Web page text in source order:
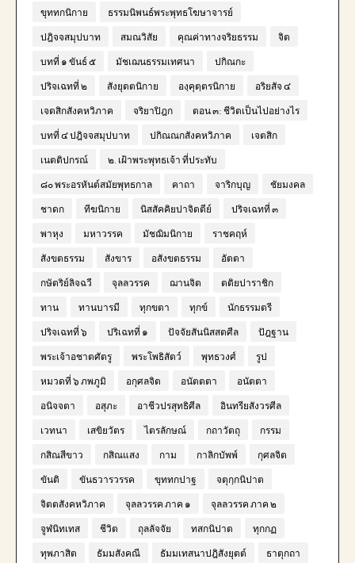
ขุททกนิกาย ธรรมนิพนธ์พระพุทธโฆษาจารย์
ปฎิจจสมุปบาท สมณวิสัย คุณค่าทางจริยธรรม จิต
บทที่ ๑ ขันธ์ ๕ มัชเฌนธรรมเทศนา ปกิณกะ
ปริจเฉทที่ ๒ สังยุตตนิกาย องฺคุตฺตรนิกาย อริยสัจ ๔
เจตสิกสังคหวิภาค จริยาปิฎก ตอน ๓: ชีวิตเป็นไปอย่างไร
บทที่ ๔ ปฎิจจสมุปบาท ปกิณณกสังคหวิภาค เจตสิก
เนตติปกรณ์ ๒. เฝ้าพระพุทธเจ้า ที่ประทับ
๘๐ พระอรหันต์สมัยพุทธกาล คาถา จาริกบุญ ชัยมงคล
ชาดก ทีฆนิกาย นิสสัคคิยปาจิตตีย์ ปริจเฉทที่ ๓
พาหุง มหาวรรค มัชฌิมนิกาย ราชคฤห์
สังขตธรรม สังขาร อสังขตธรรม อัตตา
กษัตริย์ลิจฉวี จุลลวรรค ฌานจิต ตติยปาราชิก
ทาน ทานบารมี ทุกขตา ทุกข์ นักธรรมตรี
ปริจเฉทที่ ๖ ปริเฉทที่ ๑ ปัจจัยสันนิสสตศีล ปัฎฐาน
พระเจ้าอชาตศัตรู พระโพธิสัตว์ พุทธวงศ์ รูป
หมวดที่ ๖ ภพภูมิ อกุศลจิต อนัตตตา อนัตตา
อนิจจตา อสุภะ อาชีวปรสุทธิศีล อินทรียสังวรศีล
เวทนา เสขิยวัตร ไตรลักษณ์ กถาวัตถุ กรรม
กสิณสีขาว กสิณแสง กาม กาลิกบัพพ์ กุศลจิต
ขันติ ขันธวารวรรค ขุททกปาฐ จตุกฺกนิปาต
จิตตสังคหวิภาค จุลลวรรค ภาค ๑ จุลลวรรค ภาค ๒
จูฬนิทเทส ชีวิต ถุลลัจจัย ทสกนิปาต ทุกกฏ
ทุพภาสิต ธัมมสังคณี ธัมมเทสนาปฎิสังยุตต์ ธาตุกถา